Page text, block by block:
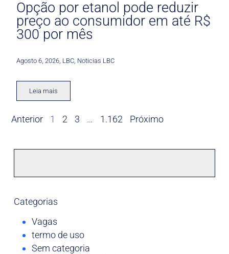
Opção por etanol pode reduzir
preço ao consumidor em até R$
300 por mês
Agosto 6, 2026 LBC Noticias LBC
Leia mais
Anterior 1 2 3 … 1.162 Próximo
Categorias
Vagas
termo de uso
Sem categoria